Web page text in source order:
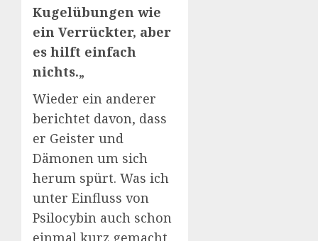
Kugelübungen wie
ein Verrückter, aber
es hilft einfach
nichts.„
Wieder ein anderer
berichtet davon, dass
er Geister und
Dämonen um sich
herum spürt. Was ich
unter Einfluss von
Psilocybin auch schon
einmal kurz gemacht